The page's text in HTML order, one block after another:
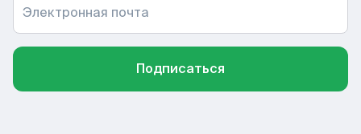
Электронная почта
Подписаться